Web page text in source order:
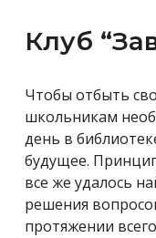
Клуб
Чтобы отбыть
школьникам
день в
будущее.
все же удалось
решения
протяжении